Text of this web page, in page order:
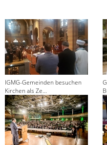
IGMG-Gemeinden besuchen
Kirchen als Ze...